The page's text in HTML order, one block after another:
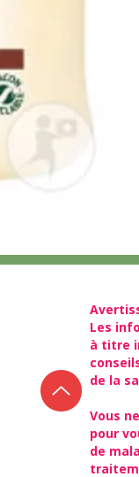
Les
à titre
de la
Vous
pour
de